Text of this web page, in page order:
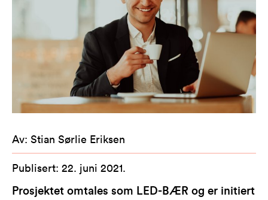
Av: Stian Sørlie Eriksen
Publisert: 22. juni 2021.
Prosjektet omtales som LED-BÆR og er initiert